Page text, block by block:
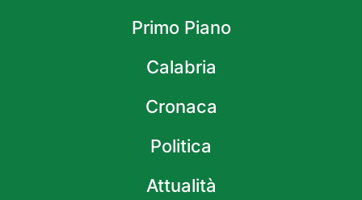
Primo Piano
Calabria
Cronaca
Politica
Attualità